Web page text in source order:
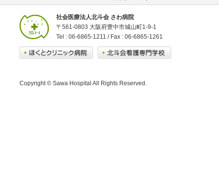
社会医療法人北斗会 さわ病院
〒561-0803 大阪府豊中市城山町1-9-1
Tel : 06-6865-1211 / Fax : 06-6865-1261
Copyright © Sawa Hospital All Rights Reserved.